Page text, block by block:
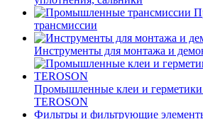
трансмиссии
Инструменты для монтажа и
Промышленные клеи и
TEROSON
Фильтры и фильтрующие